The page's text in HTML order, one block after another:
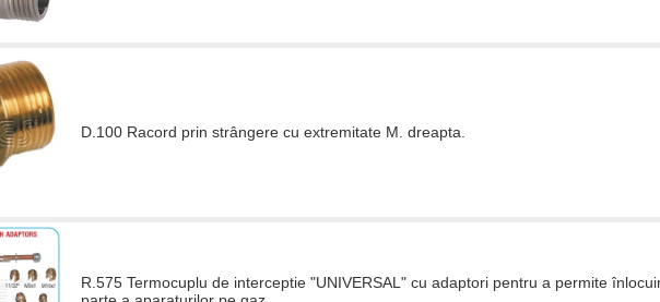
D.100 Racord prin strângere cu extremitate M. dreapta.
R.575 Termocuplu de interceptie "UNIVERSAL" cu adaptori pentru a permite